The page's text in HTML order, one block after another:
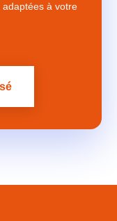
à votre